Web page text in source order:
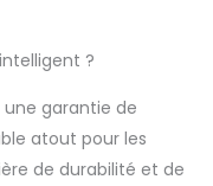
avec le
% des virus
et réduit
?
garantie de
atout pour les
de durabilité et de